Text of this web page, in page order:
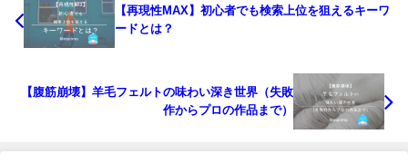
【再現性MAX】初心者でも検索上位を狙えるキーワ
ードとは？
【腹筋崩壊】羊毛フェルトの味わい深き世界（失敗
作からプロの作品まで）